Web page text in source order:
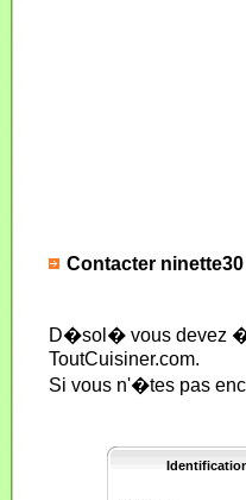
Contacter ninette30
D�sol� vous devez
ToutCuisiner.com.
Si vous n'�tes pas